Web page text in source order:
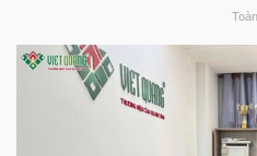
Toàn